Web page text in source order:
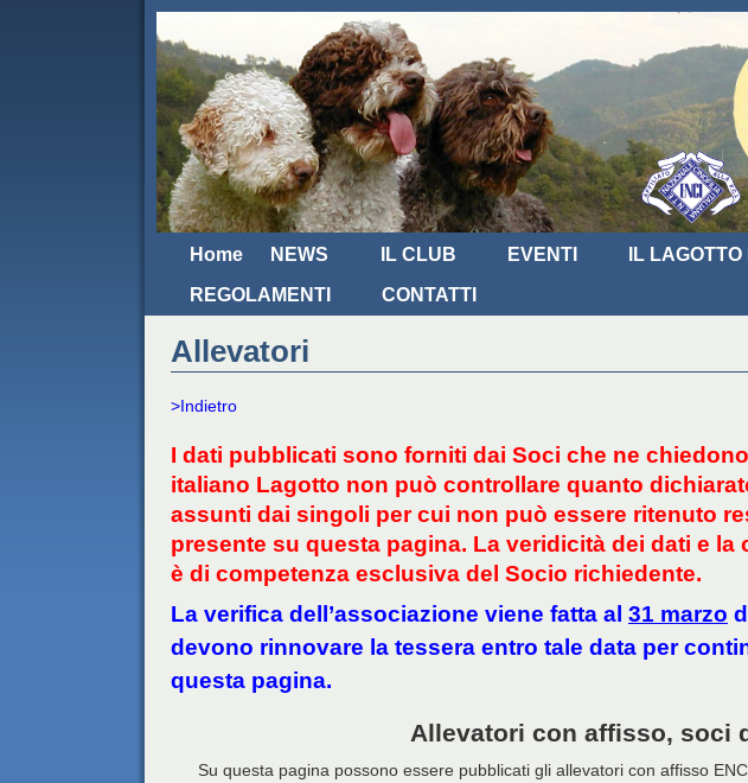
Home NEWS IL CLUB EVENTI IL
REGOLAMENTI
CONTATTI
Allevatori
>Indietro
I dati pubblicati sono forniti dai Soci che ne
italiano Lagotto non può controllare quanto
assunti dai singoli per cui non può essere ritenuto
presente su questa pagina. La veridicità dei dati e la
è di competenza esclusiva del Socio richiedente.
La verifica dell’associazione viene fatta al 31 marzo
devono rinnovare la tessera entro tale data per
questa pagina.
Allevatori con affisso, soci
Su questa pagina possono essere pubblicati gli allevatori con affisso